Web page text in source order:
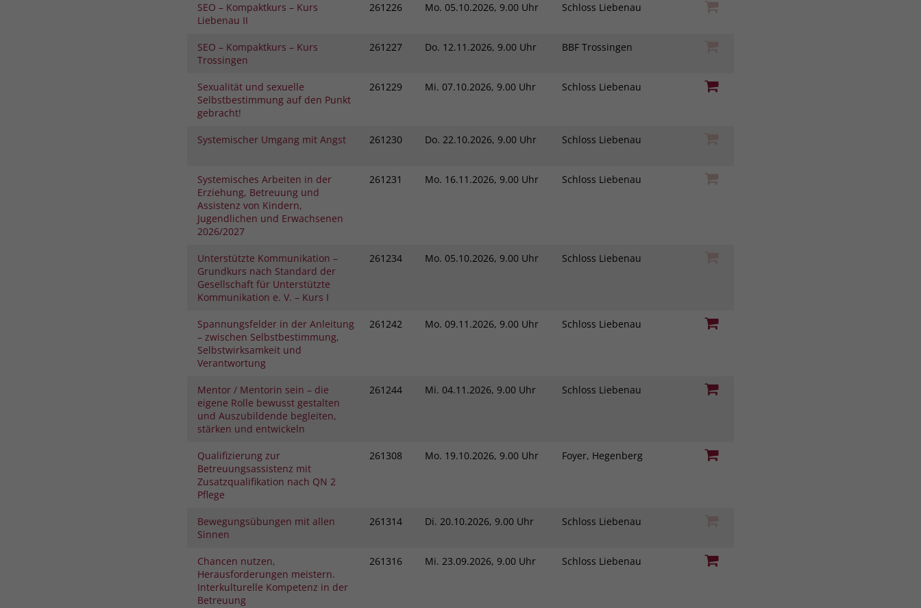
SEO – Kompaktkurs – Kurs
Liebenau II
261226 Mo. 05.10.2026, 9.00 Uhr Schloss Liebenau
SEO – Kompaktkurs – Kurs
Trossingen
261227 Do. 12.11.2026, 9.00 Uhr BBF Trossingen
Sexualität und sexuelle
Selbstbestimmung auf den Punkt
gebracht!
261229 Mi. 07.10.2026, 9.00 Uhr Schloss Liebenau
Systemischer Umgang mit Angst 261230 Do. 22.10.2026, 9.00 Uhr Schloss Liebenau
Systemisches Arbeiten in der
Erziehung, Betreuung und
Assistenz von Kindern,
Jugendlichen und Erwachsenen
2026/2027
261231 Mo. 16.11.2026, 9.00 Uhr Schloss Liebenau
Unterstützte Kommunikation –
Grundkurs nach Standard der
Gesellschaft für Unterstützte
Kommunikation e. V. – Kurs I
261234 Mo. 05.10.2026, 9.00 Uhr Schloss Liebenau
Spannungsfelder in der Anleitung
– zwischen Selbstbestimmung,
Selbstwirksamkeit und
Verantwortung
261242 Mo. 09.11.2026, 9.00 Uhr Schloss Liebenau
Mentor / Mentorin sein – die
eigene Rolle bewusst gestalten
und Auszubildende begleiten,
stärken und entwickeln
261244 Mi. 04.11.2026, 9.00 Uhr Schloss Liebenau
Qualifizierung zur
Betreuungsassistenz mit
Zusatzqualifikation nach QN 2
Pflege
261308 Mo. 19.10.2026, 9.00 Uhr Foyer, Hegenberg
Bewegungsübungen mit allen
Sinnen
261314 Di. 20.10.2026, 9.00 Uhr Schloss Liebenau
Chancen nutzen,
Herausforderungen meistern.
Interkulturelle Kompetenz in der
Betreuung
261316 Mi. 23.09.2026, 9.00 Uhr Schloss Liebenau